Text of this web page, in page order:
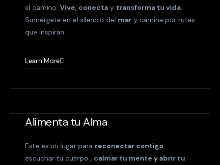
el camino. Vive, conecta y transforma tu vida.
Sumérgete en el silencio del mar y camina por rutas
que inspiran.
Learn More
Alimenta tu Alma
Este es un lugar para reconectar contigo
escuchar tu cuerpo , calmar tu mente y abrir tu